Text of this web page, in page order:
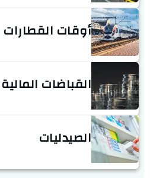
أوقات القطارات
القباضات المالية
الصيدليات